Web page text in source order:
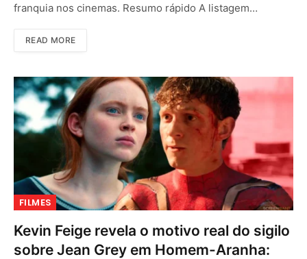
franquia nos cinemas. Resumo rápido A listagem…
READ MORE
FILMES
Kevin Feige revela o motivo real do sigilo
sobre Jean Grey em Homem-Aranha: